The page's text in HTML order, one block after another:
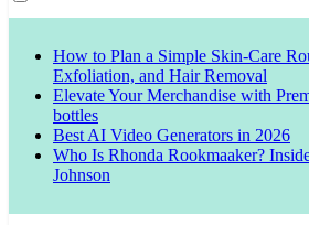
How to Plan a Simple Skin-Care
Exfoliation, and Hair Removal
Elevate Your Merchandise with
bottles
Best AI Video Generators in 2026
Who Is Rhonda Rookmaaker?
Johnson